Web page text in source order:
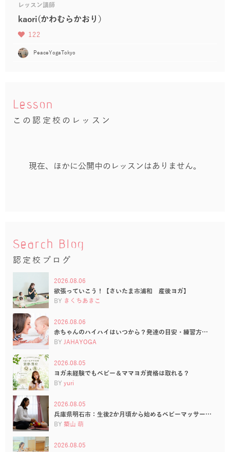
レッスン講師
kaori(かわむらかおり）
122
PeaceYogaTokyo
Lesson
この認定校のレッスン
現在、ほかに公開中のレッスンはありません。
Search Blog
認定校ブログ
2026.08.06
欲張っていこう！【さいたま市浦和 産後ヨガ】
BY きくちあきこ
2026.08.06
赤ちゃんのハイハイはいつから？発達の目安・練習方…
BY JAHAYOGA
2026.08.05
ヨガ未経験でもベビー＆ママヨガ資格は取れる？
BY yuri
2026.08.05
兵庫県明石市：生後2か月頃から始めるベビーマッサー…
BY 築山 萌
2026.08.05